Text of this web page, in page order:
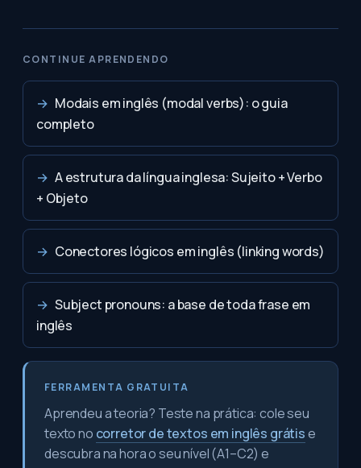
CONTINUE APRENDENDO
→ Modais em inglês (modal verbs): o guia
completo
→ A estrutura da língua inglesa: Sujeito + Verbo
+ Objeto
→ Conectores lógicos em inglês (linking words)
→ Subject pronouns: a base de toda frase em
inglês
FERRAMENTA GRATUITA
Aprendeu a teoria? Teste na prática: cole seu
texto no corretor de textos em inglês grátise
descubra na hora o seu nível (A1–C2) e